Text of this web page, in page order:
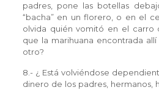
padres, pone las botellas
“bacha” en un florero, o en el
olvida quién vomitó en el carro
que la marihuana encontrada
otro?
8.- ¿ Está volviéndose
dinero de los padres, hermanos,